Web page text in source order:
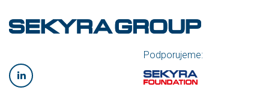
Podporujeme: